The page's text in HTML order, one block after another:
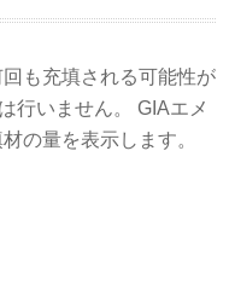
も充填される可能性が
行いません。 GIAエメ
の量を表示します。